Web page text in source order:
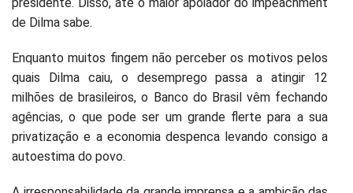
de Dilma sabe.
Enquanto muitos fingem não perceber os motivos pelos
quais Dilma caiu, o desemprego passa a atingir 12
milhões de brasileiros, o Banco do Brasil vêm fechando
agências, o que pode ser um grande flerte para a sua
privatização e a economia despenca levando consigo a
autoestima do povo.